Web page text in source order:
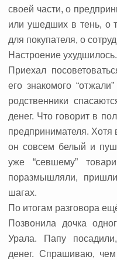
своей части, о
или ушедших в тень, о
для покупателя, о
Настроение ухудшилось.
Приехал
его знакомого
родственники
денег. Что говорит в
предпринимателя. Хотя
он совсем белый и
уже “севшему”
поразмышляли,
шагах.
По итогам разговора
Позвонила дочка
Урала. Папу
денег. Спрашиваю,